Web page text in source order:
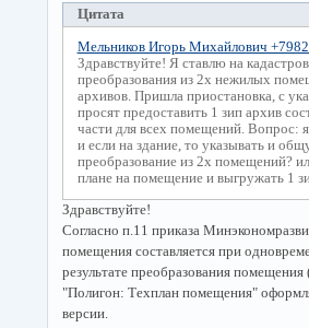
Цитата
Мельников Игорь Михайлович
Здравствуйте! Я ставлю на
преобразования из 2х нежилых
архивов. Пришла приостановка, с
просят предоставить 1 зип архив
части для всех помещений. Вопрос:
и если на здание, то указывать и
преобразование из 2х помещений?
плане на помещение и выгружать 1
Здравствуйте!
Согласно п.11 приказа
помещения составляется при
результате преобразования
"Полигон: Техплан помещения"
версии.